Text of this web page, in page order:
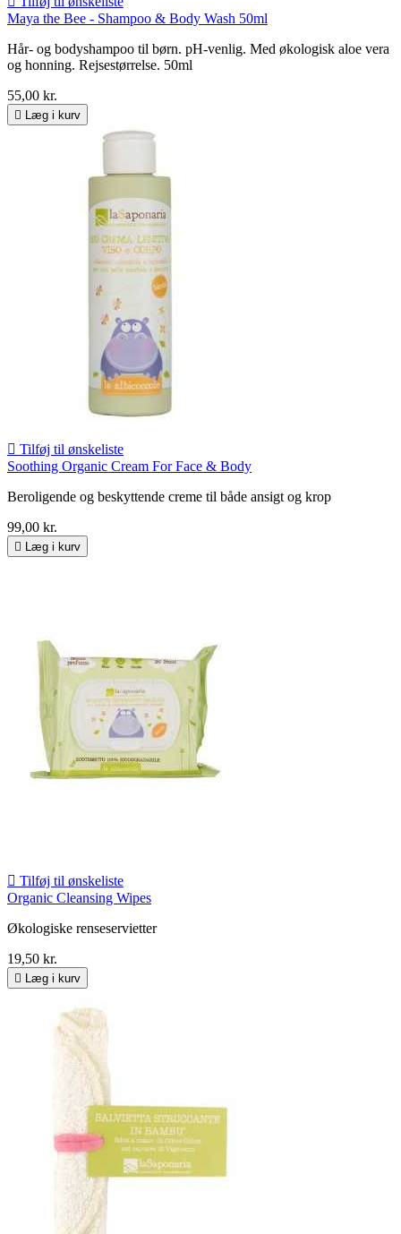
Maya the Bee - Shampoo & Body Wash 50ml
Hår- og bodyshampoo til børn. pH-venlig. Med økologisk aloe vera
og honning. Rejsestørrelse. 50ml
55,00 kr.
 Læg i kurv
 Tilføj til ønskeliste
Soothing Organic Cream For Face & Body
Beroligende og beskyttende creme til både ansigt og krop
99,00 kr.
 Læg i kurv
 Tilføj til ønskeliste
Organic Cleansing Wipes
Økologiske renseservietter
19,50 kr.
 Læg i kurv